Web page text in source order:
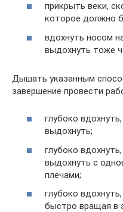
прикрыть веки,
которое должно
вдохнуть носом
выдохнуть тоже
Дышать указанным
завершение провести
глубоко
выдохнуть;
глубоко
выдохнуть с
плечами;
глубоко
быстро вращая в